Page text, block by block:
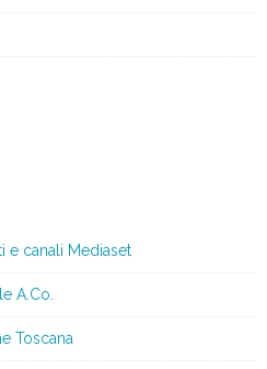
e canali Mediaset
A.Co.
Toscana